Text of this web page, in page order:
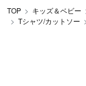
TOP キッズ＆ベビー
Tシャツ/カットソー